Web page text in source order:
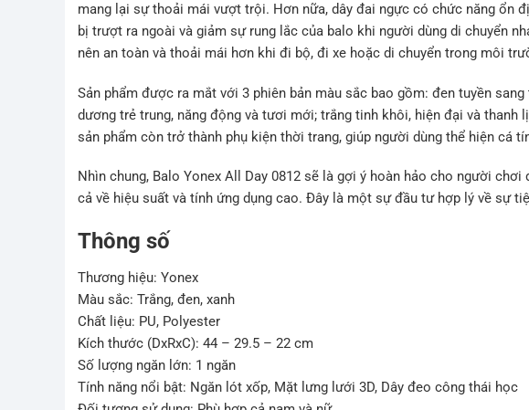
mang lại sự thoải mái vượt trội. Hơn nữa, dây đai ngực có chức năng ổn
bị trượt ra ngoài và giảm sự rung lắc của balo khi người dùng di chuyển
nên an toàn và thoải mái hơn khi đi bộ, đi xe hoặc di chuyển trong môi
Sản phẩm được ra mắt với 3 phiên bản màu sắc bao gồm: đen tuyền
dương trẻ trung, năng động và tươi mới; trắng tinh khôi, hiện đại và thanh
sản phẩm còn trở thành phụ kiện thời trang, giúp người dùng thể hiện cá
Nhìn chung, Balo Yonex All Day 0812 sẽ là gợi ý hoàn hảo cho người
cả về hiệu suất và tính ứng dụng cao. Đây là một sự đầu tư hợp lý về sự
Thông số
Thương hiệu: Yonex
Màu sắc: Trắng, đen, xanh
Chất liệu: PU, Polyester
Kích thước (DxRxC): 44 – 29.5 – 22 cm
Số lượng ngăn lớn: 1 ngăn
Tính năng nổi bật: Ngăn lót xốp, Mặt lưng lưới 3D, Dây đeo công thái học